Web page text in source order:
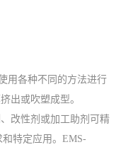
用各种不同的方法进行
出或吹塑成型。
改性剂或加工助剂可精
特定应用。EMS-